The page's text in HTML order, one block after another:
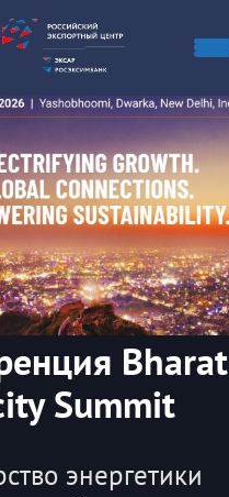
Bharat
Summit
энергетики